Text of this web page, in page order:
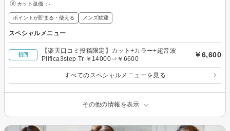
カット単価： -
ポイントが貯まる・使える メンズ歓迎
スペシャルメニュー
初回
【楽天口コミ投稿限定】カット+カラー+超音波
Plifica3step Tr ￥14000⇒￥6600
￥6,600
すべてのスペシャルメニューを見る
その他の情報を表示